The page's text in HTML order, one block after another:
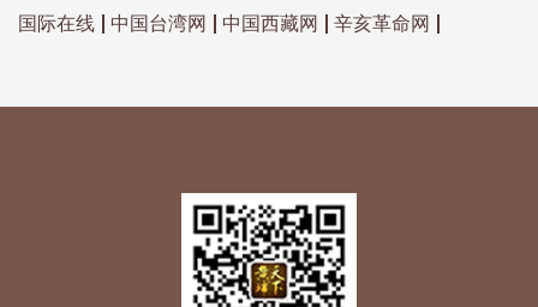
国际在线
中国台湾网 中国西藏网 辛亥革命网